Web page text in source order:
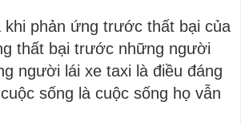
khi phản ứng trước thất bại của
thất bại trước những người
người lái xe taxi là điều đáng
sống là cuộc sống họ vẫn